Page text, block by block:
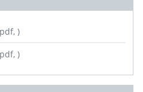
)
)